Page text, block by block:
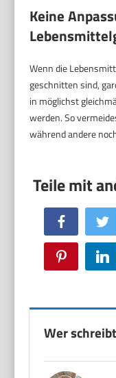
Keine
Wenn die
geschnitten sind,
in möglichst
werden. So
während andere
Facebook
Pinterest
Wer